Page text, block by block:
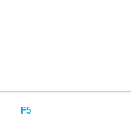
F5